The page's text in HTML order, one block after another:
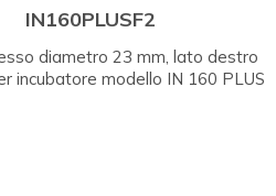
IN160PLUSF2
diametro 23 mm, lato destro
incubatore modello IN 160 PLUS